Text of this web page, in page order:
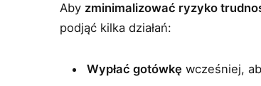
Aby zminimalizować ryzyko
podjąć kilka działań:
Wypłać gotówkę wcześniej,